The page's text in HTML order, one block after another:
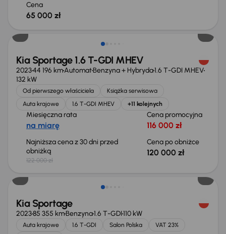
Cena
65 000 zł
Taniej o 2 000 zł
Kia Sportage 1.6 T-GDI MHEV
202344 196 kmAutomatBenzyna + Hybryda1.6 T-GDI MHEV
132 kW
Od pierwszego właściciela
Książka serwisowa
Auta krajowe
1.6 T-GDI MHEV +11 kolejnych
Miesięczna rata
na miarę
Cena promocyjna
116 000 zł
Najniższa cena z 30 dni przed
obniżką
122 000 zł
Cena po obniżce
120 000 zł
Taniej o 1 000 zł
Kia Sportage
202385 355 kmBenzyna1.6 T-GDI110 kW
Auta krajowe 1.6 T-GDI Salon Polska
VAT 23%